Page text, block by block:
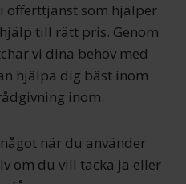
offerttjänst som hjälper
till rätt pris. Genom
vi dina behov med
hjälpa dig bäst inom
inom.
när du använder
om du vill tacka ja eller